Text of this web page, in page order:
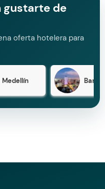
gustarte de
oferta hotelera para
Medellín